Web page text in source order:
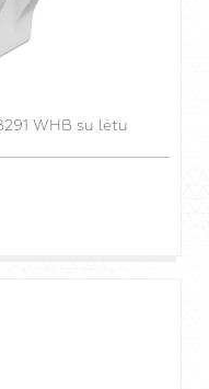
WHB su lėtu